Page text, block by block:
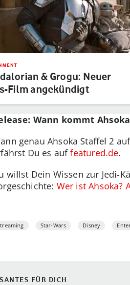
& Grogu: Neuer
Film angekündigt
Wann kommt
genau Ahsoka Staffel 2
Du es auffeatured.de.
willst Dein Wissen zur Jedi-
Wer ist Ahsoka?
Star-Wars Disney
FÜR DICH